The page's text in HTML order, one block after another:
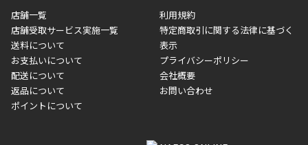
■商品によっては一部決済方法が使用できない場合がございま
す。
メーカー直送品など一部商品については、その他商品との購入に
制限がかかる場合がございます。また発送日についても、通常と
異なる場合がございます。対象商品の説明ページをご確認くださ
い。
■店舗受取をご選択いただいた場合
ご注文が確認出来次第、お受取される店舗在庫を使用してご準備
をさせていただきます。店舗に在庫がない場合は店舗よりお取り
店舗一覧
店舗受取サービス実施一覧
送料について
お支払いについて
配送について
返品について
ポイントについて
利用規約
特定商取引に関する法律に基づく
表示
プライバシーポリシー
会社概要
お問い合わせ